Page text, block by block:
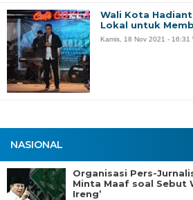
NASIONAL
Organisasi Pers-
Minta Maaf soal Sebut
Ireng’
Wali Kota
Lokal untuk
Kamis, 18 Nov 2021 - 16:31